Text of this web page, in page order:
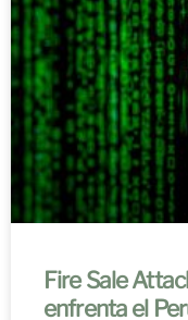
Fire Sale
enfrenta el